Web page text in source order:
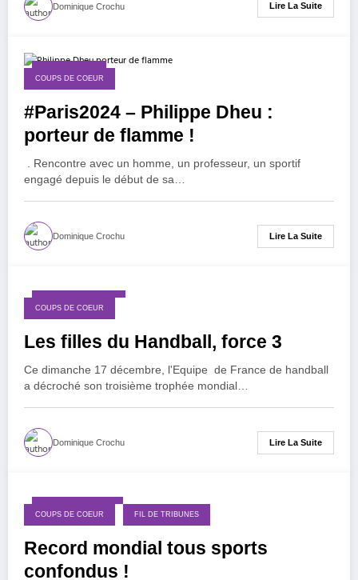
Dominique Crochu Lire La Suite
3 février 2024
COUPS DE COEUR
#Paris2024 – Philippe Dheu :
porteur de flamme !
. Rencontre avec un homme, un professeur, un sportif
engagé depuis le début de sa…
Dominique Crochu Lire La Suite
18 décembre 2023
COUPS DE COEUR
Les filles du Handball, force 3
Ce dimanche 17 décembre, l'Equipe de France de handball
a décroché son troisième trophée mondial…
Dominique Crochu Lire La Suite
7 septembre 2023
COUPS DE COEUR FIL DE TRIBUNES
Record mondial tous sports
confondus !